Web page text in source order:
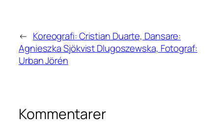
← Koreografi: Cristian Duarte, Dansare:
Agnieszka Sjökvist Dlugoszewska, Fotograf:
Urban Jörén
Kommentarer